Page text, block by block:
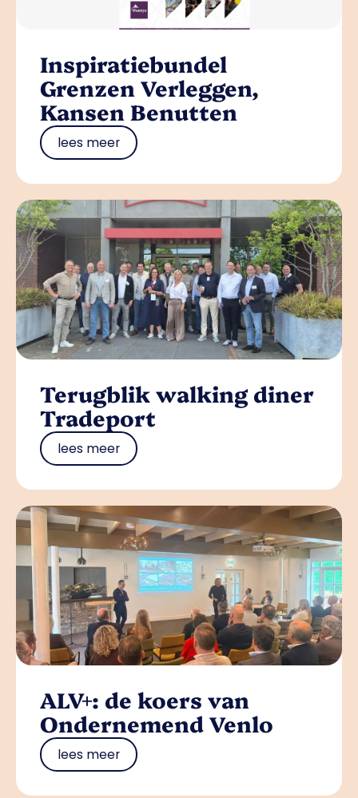
Inspiratiebundel
Grenzen Verleggen,
Kansen Benutten
lees meer
Terugblik walking diner
Tradeport
lees meer
ALV+: de koers van
Ondernemend Venlo
lees meer